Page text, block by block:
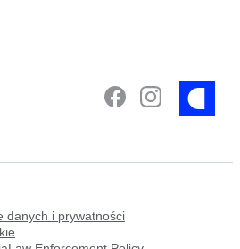
danych i prywatności